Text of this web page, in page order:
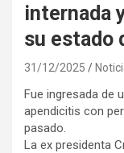
internada
su estado
31/12/2025
Fue ingresada de
apendicitis con
pasado.
La ex presidenta